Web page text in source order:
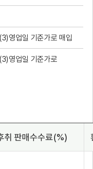
영업일 기준가로 매입
영업일 기준가로
취 판매수수료(%)